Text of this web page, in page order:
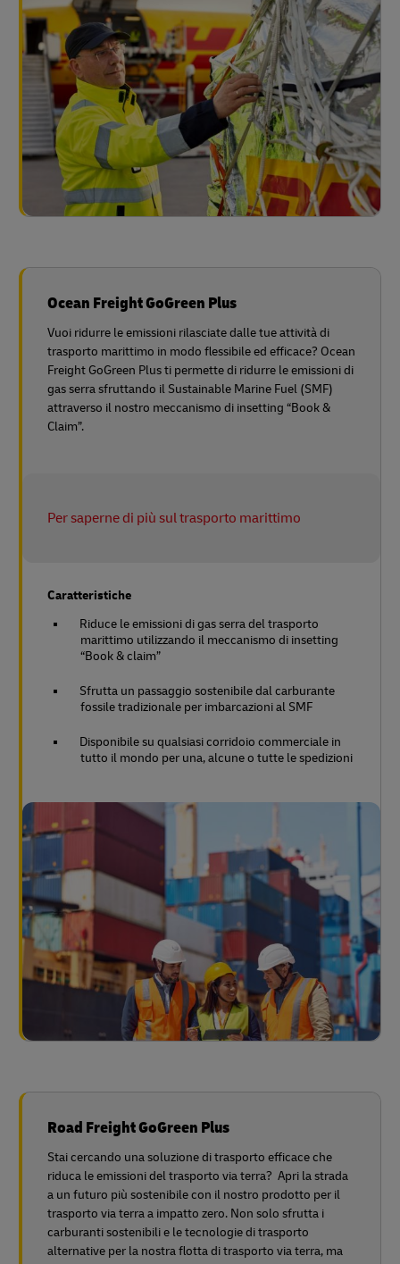
Ocean Freight GoGreen Plus
Vuoi ridurre le emissioni rilasciate dalle tue attività di
trasporto marittimo in modo flessibile ed efficace? Ocean
Freight GoGreen Plus ti permette di ridurre le emissioni di
gas serra sfruttando il Sustainable Marine Fuel (SMF)
attraverso il nostro meccanismo di insetting “Book &
Claim”.
Per saperne di più sul trasporto marittimo
Caratteristiche
Riduce le emissioni di gas serra del trasporto
marittimo utilizzando il meccanismo di insetting
“Book & claim”
Sfrutta un passaggio sostenibile dal carburante
fossile tradizionale per imbarcazioni al SMF
Disponibile su qualsiasi corridoio commerciale in
tutto il mondo per una, alcune o tutte le spedizioni
Road Freight GoGreen Plus
Stai cercando una soluzione di trasporto efficace che
riduca le emissioni del trasporto via terra? Apri la strada
a un futuro più sostenibile con il nostro prodotto per il
trasporto via terra a impatto zero. Non solo sfrutta i
carburanti sostenibili e le tecnologie di trasporto
alternative per la nostra flotta di trasporto via terra, ma